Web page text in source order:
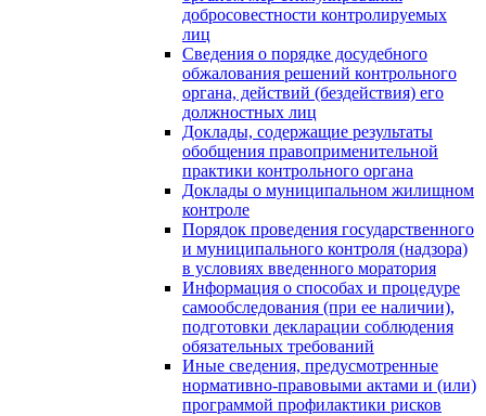
добросовестности контролируемых
лиц
Сведения о порядке досудебного
обжалования решений контрольного
органа, действий (бездействия) его
должностных лиц
Доклады, содержащие результаты
обобщения правоприменительной
практики контрольного органа
Доклады о муниципальном жилищном
контроле
Порядок проведения государственного
и муниципального контроля (надзора)
в условиях введенного моратория
Информация о способах и процедуре
самообследования (при ее наличии),
подготовки декларации соблюдения
обязательных требований
Иные сведения, предусмотренные
нормативно-правовыми актами и (или)
программой профилактики рисков